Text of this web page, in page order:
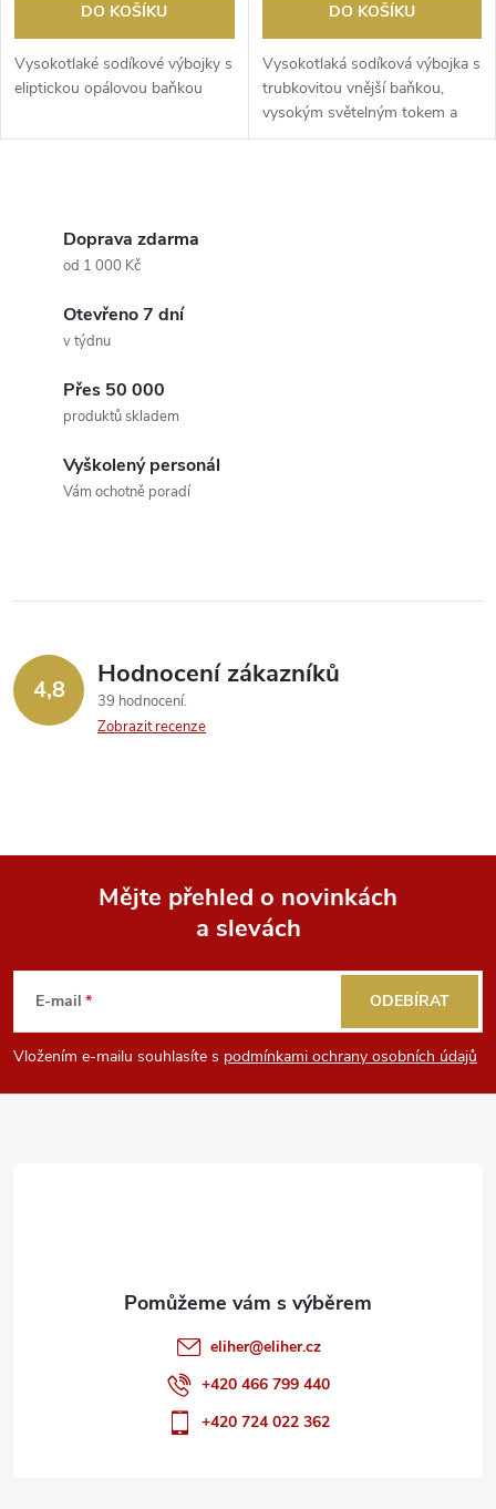
DO KOŠÍKU
Vysokotlaké sodíkové výbojky s
eliptickou opálovou baňkou
DO KOŠÍKU
Vysokotlaká sodíková výbojka s
trubkovitou vnější baňkou,
vysokým světelným tokem a
nejdelší spoleh...
r
v
k
p
s
Doprava zdarma
od 1 000 Kč
Otevřeno 7 dní
v týdnu
Přes 50 000
produktů skladem
Vyškolený personál
Vám ochotně poradí
4,8 Hodnocení zákazníků
39 hodnocení
Zobrazit recenze
p
Mějte přehled o novinkách
a slevách
E-mail
Vložením e-mailu souhlasíte s podmínkami ochrany osobních údajů
ODEBÍRAT
eliher@eliher.cz
+420 466 799 440
+420 724 022 362